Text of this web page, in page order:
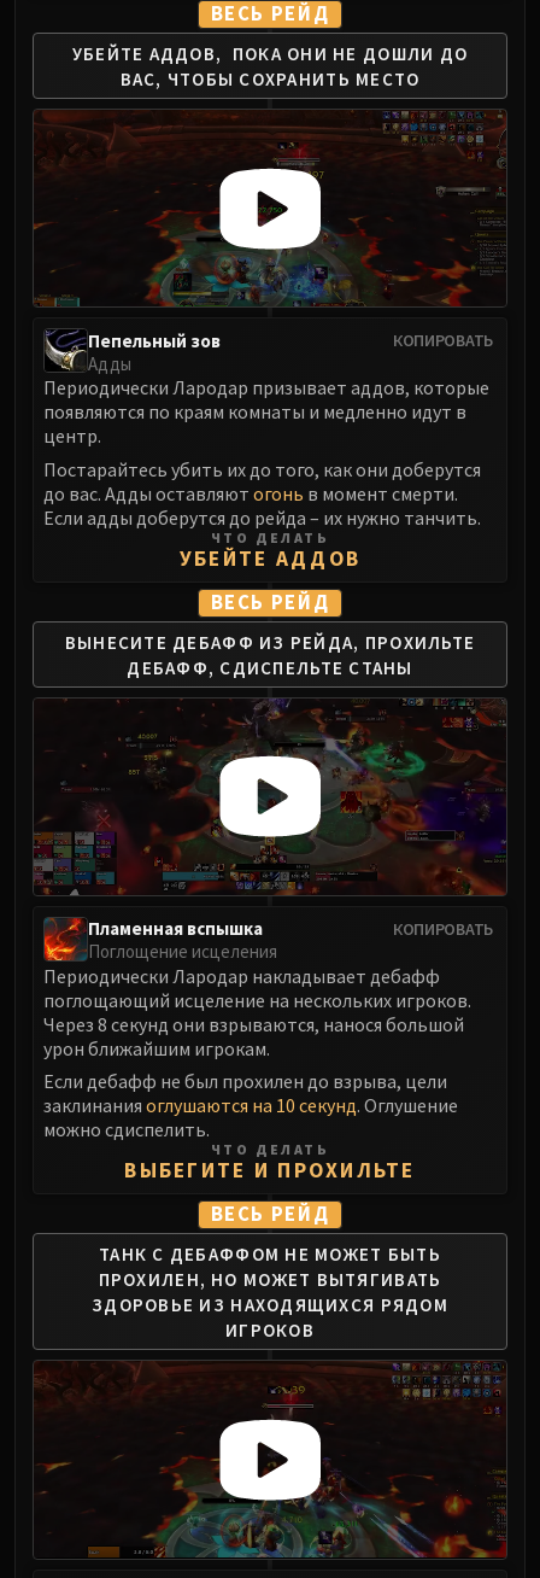
ВЕСЬ РЕЙД
УБЕЙТЕ АДДОВ,
ПОКА ОНИ НЕ ДОШЛИ ДО
ВАС, ЧТОБЫ СОХРАНИТЬ МЕСТО
КОПИРОВАТЬ
Пепельный зов
Адды
Периодически Лародар призывает аддов, которые
появляются по краям комнаты и медленно идут в
центр.
Постарайтесь убить их до того, как они доберутся
до вас. Адды оставляют огонь в момент смерти.
Если адды доберутся до рейда – их нужно танчить.
ЧТО ДЕЛАТЬ
УБЕЙТЕ АДДОВ
ВЕСЬ РЕЙД
ВЫНЕСИТЕ ДЕБАФФ ИЗ РЕЙДА, ПРОХИЛЬТЕ
ДЕБАФФ, СДИСПЕЛЬТЕ СТАНЫ
КОПИРОВАТЬ
Пламенная вспышка
Поглощение исцеления
Периодически Лародар накладывает дебафф
поглощающий исцеление на нескольких игроков.
Через 8 секунд они взрываются, нанося большой
урон ближайшим игрокам.
Если дебафф не был прохилен до взрыва, цели
заклинания оглушаются на 10 секунд. Оглушение
можно сдиспелить.
ЧТО ДЕЛАТЬ
ВЫБЕГИТЕ И ПРОХИЛЬТЕ
ВЕСЬ РЕЙД
ТАНК С ДЕБАФФОМ НЕ МОЖЕТ БЫТЬ
ПРОХИЛЕН, НО МОЖЕТ ВЫТЯГИВАТЬ
ЗДОРОВЬЕ ИЗ НАХОДЯЩИХСЯ РЯДОМ
ИГРОКОВ